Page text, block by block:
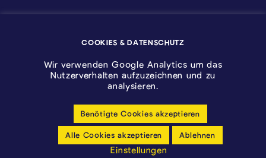
Cookie-Einstellungen anpassen
Barrierfreiheitserklärung
COOKIES & DATENSCHUTZ
Wir verwenden Google Analytics um das
Nutzerverhalten aufzuzeichnen und zu
analysieren.
Benötigte Cookies akzeptieren
Alle Cookies akzeptieren Ablehnen
Einstellungen